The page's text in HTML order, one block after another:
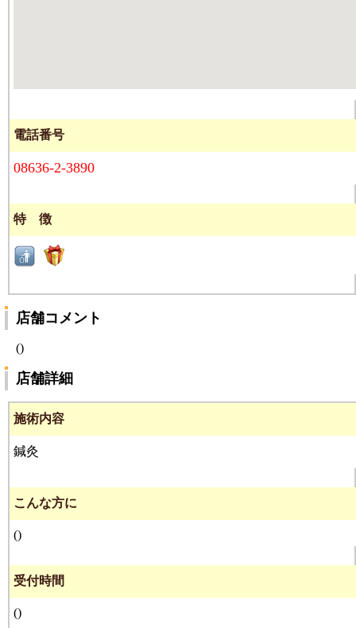
電話番号
08636-2-3890
特 徴
店舗コメント
()
店舗詳細
施術内容
鍼灸
こんな方に
()
受付時間
()